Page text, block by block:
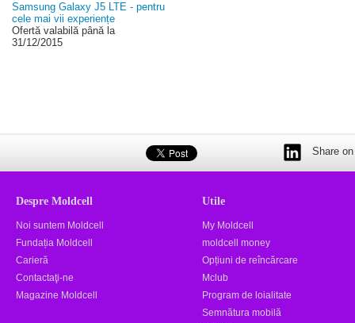
Samsung Galaxy J5 LTE - pentru
cele mai vii experiențe
Ofertă valabilă până la
31/12/2015
Share
Despre Moldcell
Noi suntem Moldcell
Fundația Moldcell
Carieră
Contactaţi-ne
Magazine Moldcell
Utile
My Moldcell
moldcell money
Opțiuni de reîncărcare
Mclub
Program de loialitate
Semnătura mobilă